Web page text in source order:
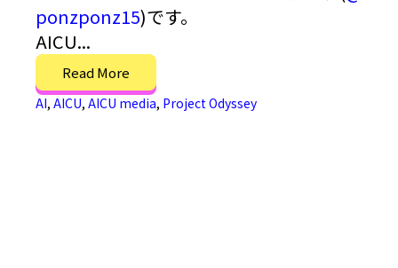
ponzponz15)です。
AICU...
Read More
AI, AICU, AICU media, Project Odyssey